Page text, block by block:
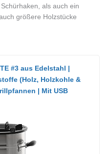
als auch ein
größere Holzstücke
#3 aus Edelstahl |
(Holz, Holzkohle &
| Mit USB